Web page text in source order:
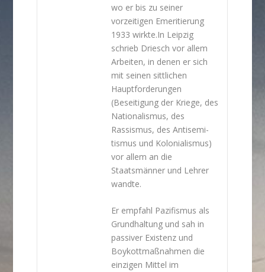
wo er bis zu seiner
vorzeitigen Emeritierung
1933 wirkte.In Leipzig
schrieb Driesch vor allem
Arbeiten, in denen er sich
mit seinen sittlichen
Hauptforderungen
(Beseitigung der Kriege, des
Nationalismus, des
Rassismus, des Anti­semi­
tismus und Kolonialismus)
vor allem an die
Staatsmänner und Lehrer
wandte.
Er empfahl Pazifismus als
Grundhaltung und sah in
passiver Existenz und
Boykottmaßnahmen die
einzigen Mittel im